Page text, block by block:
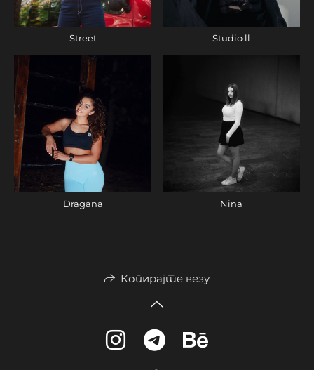
Street Studio ll
Dragana Nina
Копирајте везу